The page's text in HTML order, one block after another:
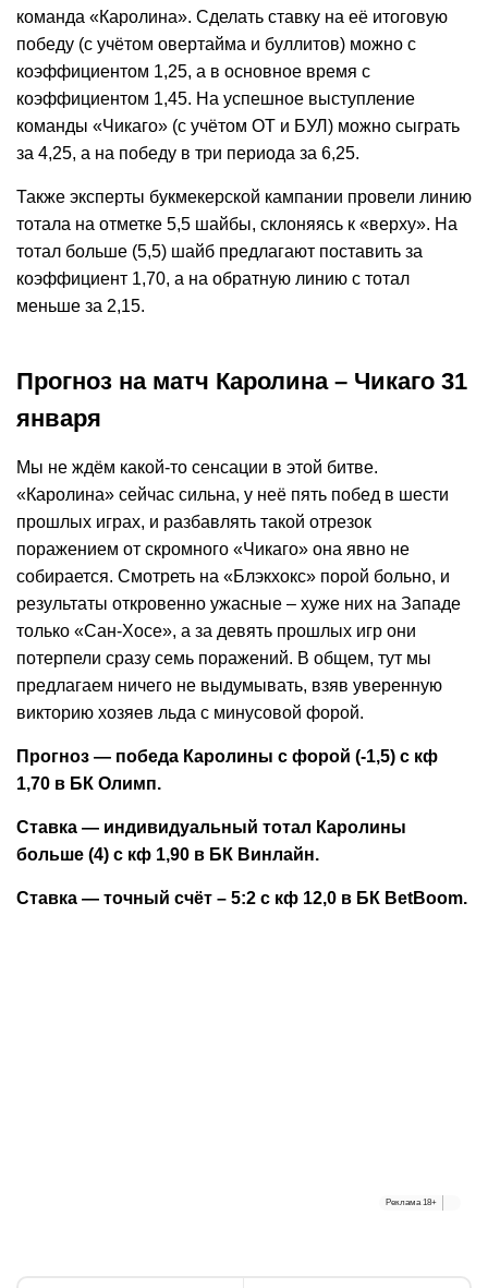
команда «Каролина». Сделать ставку на её итоговую
победу (с учётом овертайма и буллитов) можно с
коэффициентом 1,25, а в основное время с
коэффициентом 1,45. На успешное выступление
команды «Чикаго» (с учётом ОТ и БУЛ) можно сыграть
за 4,25, а на победу в три периода за 6,25.
Также эксперты букмекерской кампании провели линию
тотала на отметке 5,5 шайбы, склоняясь к «верху». На
тотал больше (5,5) шайб предлагают поставить за
коэффициент 1,70, а на обратную линию с тотал
меньше за 2,15.
Прогноз на матч Каролина – Чикаго 31
января
Мы не ждём какой-то сенсации в этой битве.
«Каролина» сейчас сильна, у неё пять побед в шести
прошлых играх, и разбавлять такой отрезок
поражением от скромного «Чикаго» она явно не
собирается. Смотреть на «Блэкхокс» порой больно, и
результаты откровенно ужасные – хуже них на Западе
только «Сан-Хосе», а за девять прошлых игр они
потерпели сразу семь поражений. В общем, тут мы
предлагаем ничего не выдумывать, взяв уверенную
викторию хозяев льда с минусовой форой.
Прогноз — победа Каролины с форой (-1,5) с кф
1,70 в БК Олимп.
Ставка — индивидуальный тотал Каролины
больше (4) с кф 1,90 в БК Винлайн.
Ставка — точный счёт – 5:2 с кф 12,0 в БК BetBoom.
Реклама 18+